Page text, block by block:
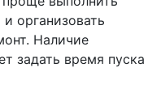
организовать
Наличие
задать время пуска